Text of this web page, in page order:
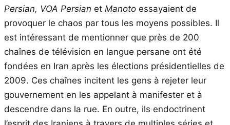
Persian, VOA Persian et Manoto essayaient de
provoquer le chaos par tous les moyens possibles. Il
est intéressant de mentionner que près de 200
chaînes de télévision en langue persane ont été
fondées en Iran après les élections présidentielles de
2009. Ces chaînes incitent les gens à rejeter leur
gouvernement en les appelant à manifester et à
descendre dans la rue. En outre, ils endoctrinent